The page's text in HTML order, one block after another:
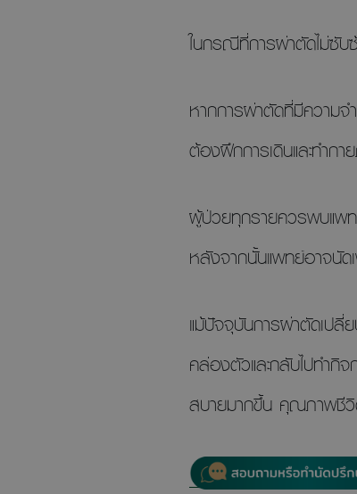
ในกรณีที่การผ่าตัดไม่ซับ
หากการผ่าตัดที่มีความจ
ต้องฝึกการเดินและทำก
ผู้ป่วยทุกรายควรพบแพ
หลังจากนั้นแพทย์อาจนัด
แม้ปัจจุบันการผ่าตัดเปลี่
คล่องตัวและกลับไปทำกิ
สบายมากขึ้น คุณภาพชี